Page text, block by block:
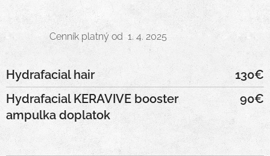
Cenník platný od 1. 4. 2025
Hydrafacial hair
130€
Hydrafacial KERAVIVE booster
ampulka doplatok
90€